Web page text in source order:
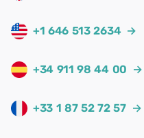
+1 646 513 2634 →
+34 911 98 44 00 →
+33 1 87 52 72 57 →